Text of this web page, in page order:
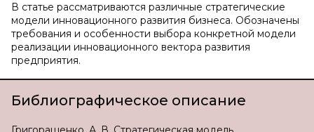
В статье рассматриваются различные стратегические
модели инновационного развития бизнеса. Обозначены
требования и особенности выбора конкретной модели
реализации инновационного вектора развития
предприятия.
Библиографическое описание